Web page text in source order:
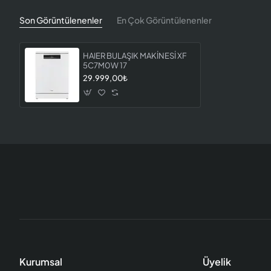
Son Görüntülenenler En Çok Görüntülenenler
HAIER BULAŞIK MAKİNESİ XF
5C7M0W 17
29.999,00₺
Kurumsal Üyelik